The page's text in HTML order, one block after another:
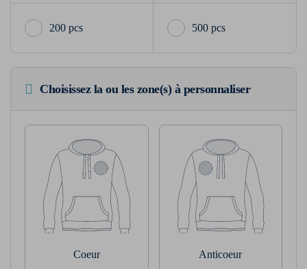
200 pcs 500 pcs
Choisissez la ou les zone(s) à personnaliser
Coeur Anticoeur